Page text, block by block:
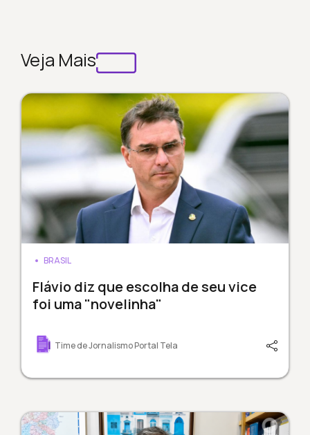
Veja Mais
BRASIL
Flávio diz que escolha de seu vice
foi uma "novelinha"
Time de Jornalismo Portal Tela